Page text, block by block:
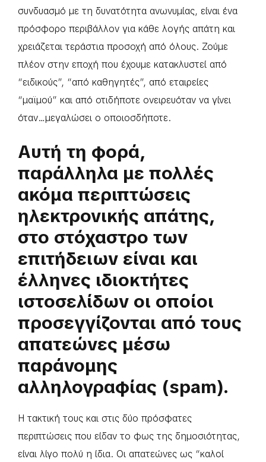
συνδυασμό με τη δυνατότητα ανωνυμίας, είναι ένα
πρόσφορο περιβάλλον για κάθε λογής απάτη και
χρειάζεται τεράστια προσοχή από όλους. Ζούμε
πλέον στην εποχή που έχουμε κατακλυστεί από
“ειδικούς”, “από καθηγητές”, από εταιρείες
“μαϊμού” και από οτιδήποτε ονειρευόταν να γίνει
όταν…μεγαλώσει ο οποιοσδήποτε.
Αυτή τη φορά,
παράλληλα με πολλές
ακόμα περιπτώσεις
ηλεκτρονικής απάτης,
στο στόχαστρο των
επιτήδειων είναι και
έλληνες ιδιοκτήτες
ιστοσελίδων οι οποίοι
προσεγγίζονται από τους
απατεώνες μέσω
παράνομης
αλληλογραφίας (spam).
Η τακτική τους και στις δύο πρόσφατες
περιπτώσεις που είδαν το φως της δημοσιότητας,
είναι λίγο πολύ η ίδια. Οι απατεώνες ως “καλοί